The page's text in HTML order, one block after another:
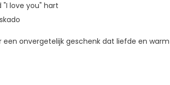
"I love you" hart
een onvergetelijk geschenk dat liefde en